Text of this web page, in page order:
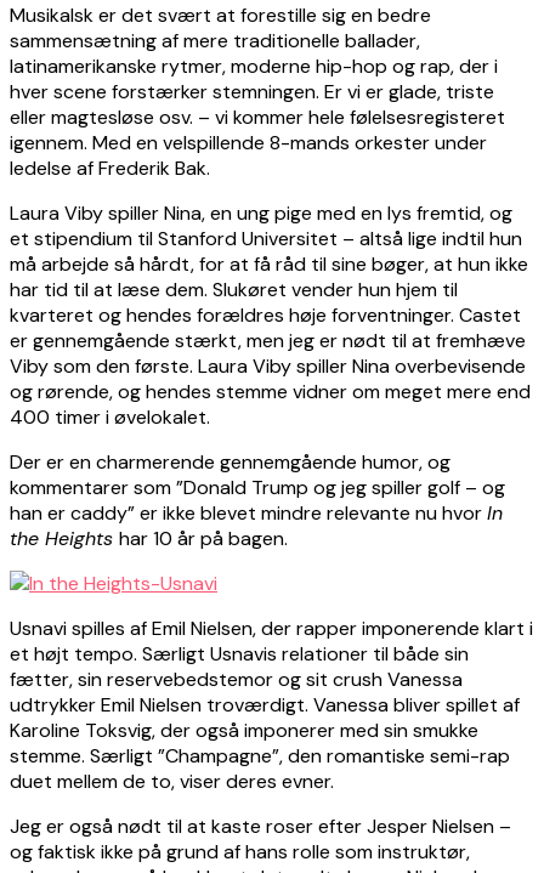
Musikalsk er det svært at forestille sig en bedre
sammensætning af mere traditionelle ballader,
latinamerikanske rytmer, moderne hip-hop og rap, der i
hver scene forstærker stemningen. Er vi er glade, triste
eller magtesløse osv. – vi kommer hele følelsesregisteret
igennem. Med en velspillende 8-mands orkester under
ledelse af Frederik Bak.
Laura Viby spiller Nina, en ung pige med en lys fremtid, og
et stipendium til Stanford Universitet – altså lige indtil hun
må arbejde så hårdt, for at få råd til sine bøger, at hun ikke
har tid til at læse dem. Slukøret vender hun hjem til
kvarteret og hendes forældres høje forventninger. Castet
er gennemgående stærkt, men jeg er nødt til at fremhæve
Viby som den første. Laura Viby spiller Nina overbevisende
og rørende, og hendes stemme vidner om meget mere end
400 timer i øvelokalet.
Der er en charmerende gennemgående humor, og
kommentarer som ”Donald Trump og jeg spiller golf – og
han er caddy” er ikke blevet mindre relevante nu hvorIn
the Heights har 10 år på bagen.
Usnavi spilles af Emil Nielsen, der rapper imponerende klart i
et højt tempo. Særligt Usnavis relationer til både sin
fætter, sin reservebedstemor og sit crush Vanessa
udtrykker Emil Nielsen troværdigt. Vanessa bliver spillet af
Karoline Toksvig, der også imponerer med sin smukke
stemme. Særligt ”Champagne”, den romantiske semi-rap
duet mellem de to, viser deres evner.
Jeg er også nødt til at kaste roser efter Jesper Nielsen –
og faktisk ikke på grund af hans rolle som instruktør,